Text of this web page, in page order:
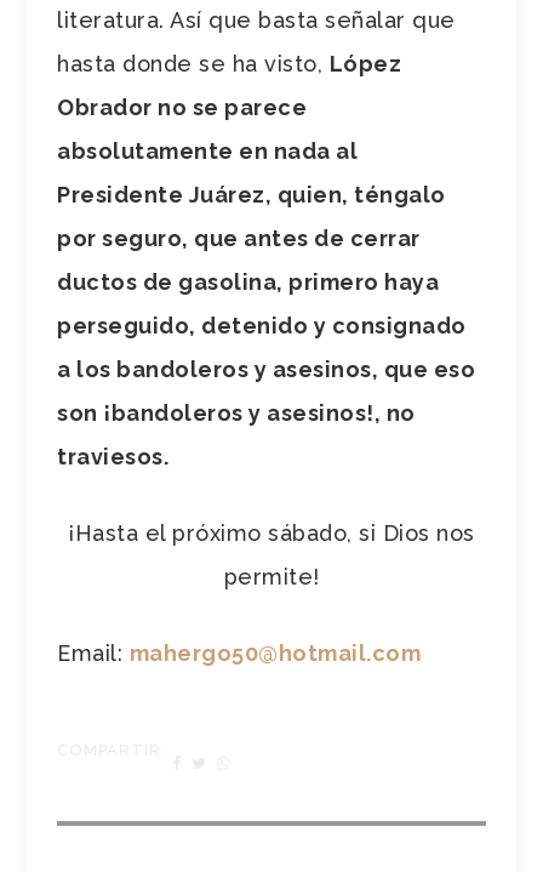
literatura. Así que basta señalar que
hasta donde se ha visto, López
Obrador no se parece
absolutamente en nada al
Presidente Juárez, quien, téngalo
por seguro, que antes de cerrar
ductos de gasolina, primero haya
perseguido, detenido y consignado
a los bandoleros y asesinos, que eso
son ¡bandoleros y asesinos!, no
traviesos.
¡Hasta el próximo sábado, si Dios nos
permite!
Email: mahergo50@hotmail.com